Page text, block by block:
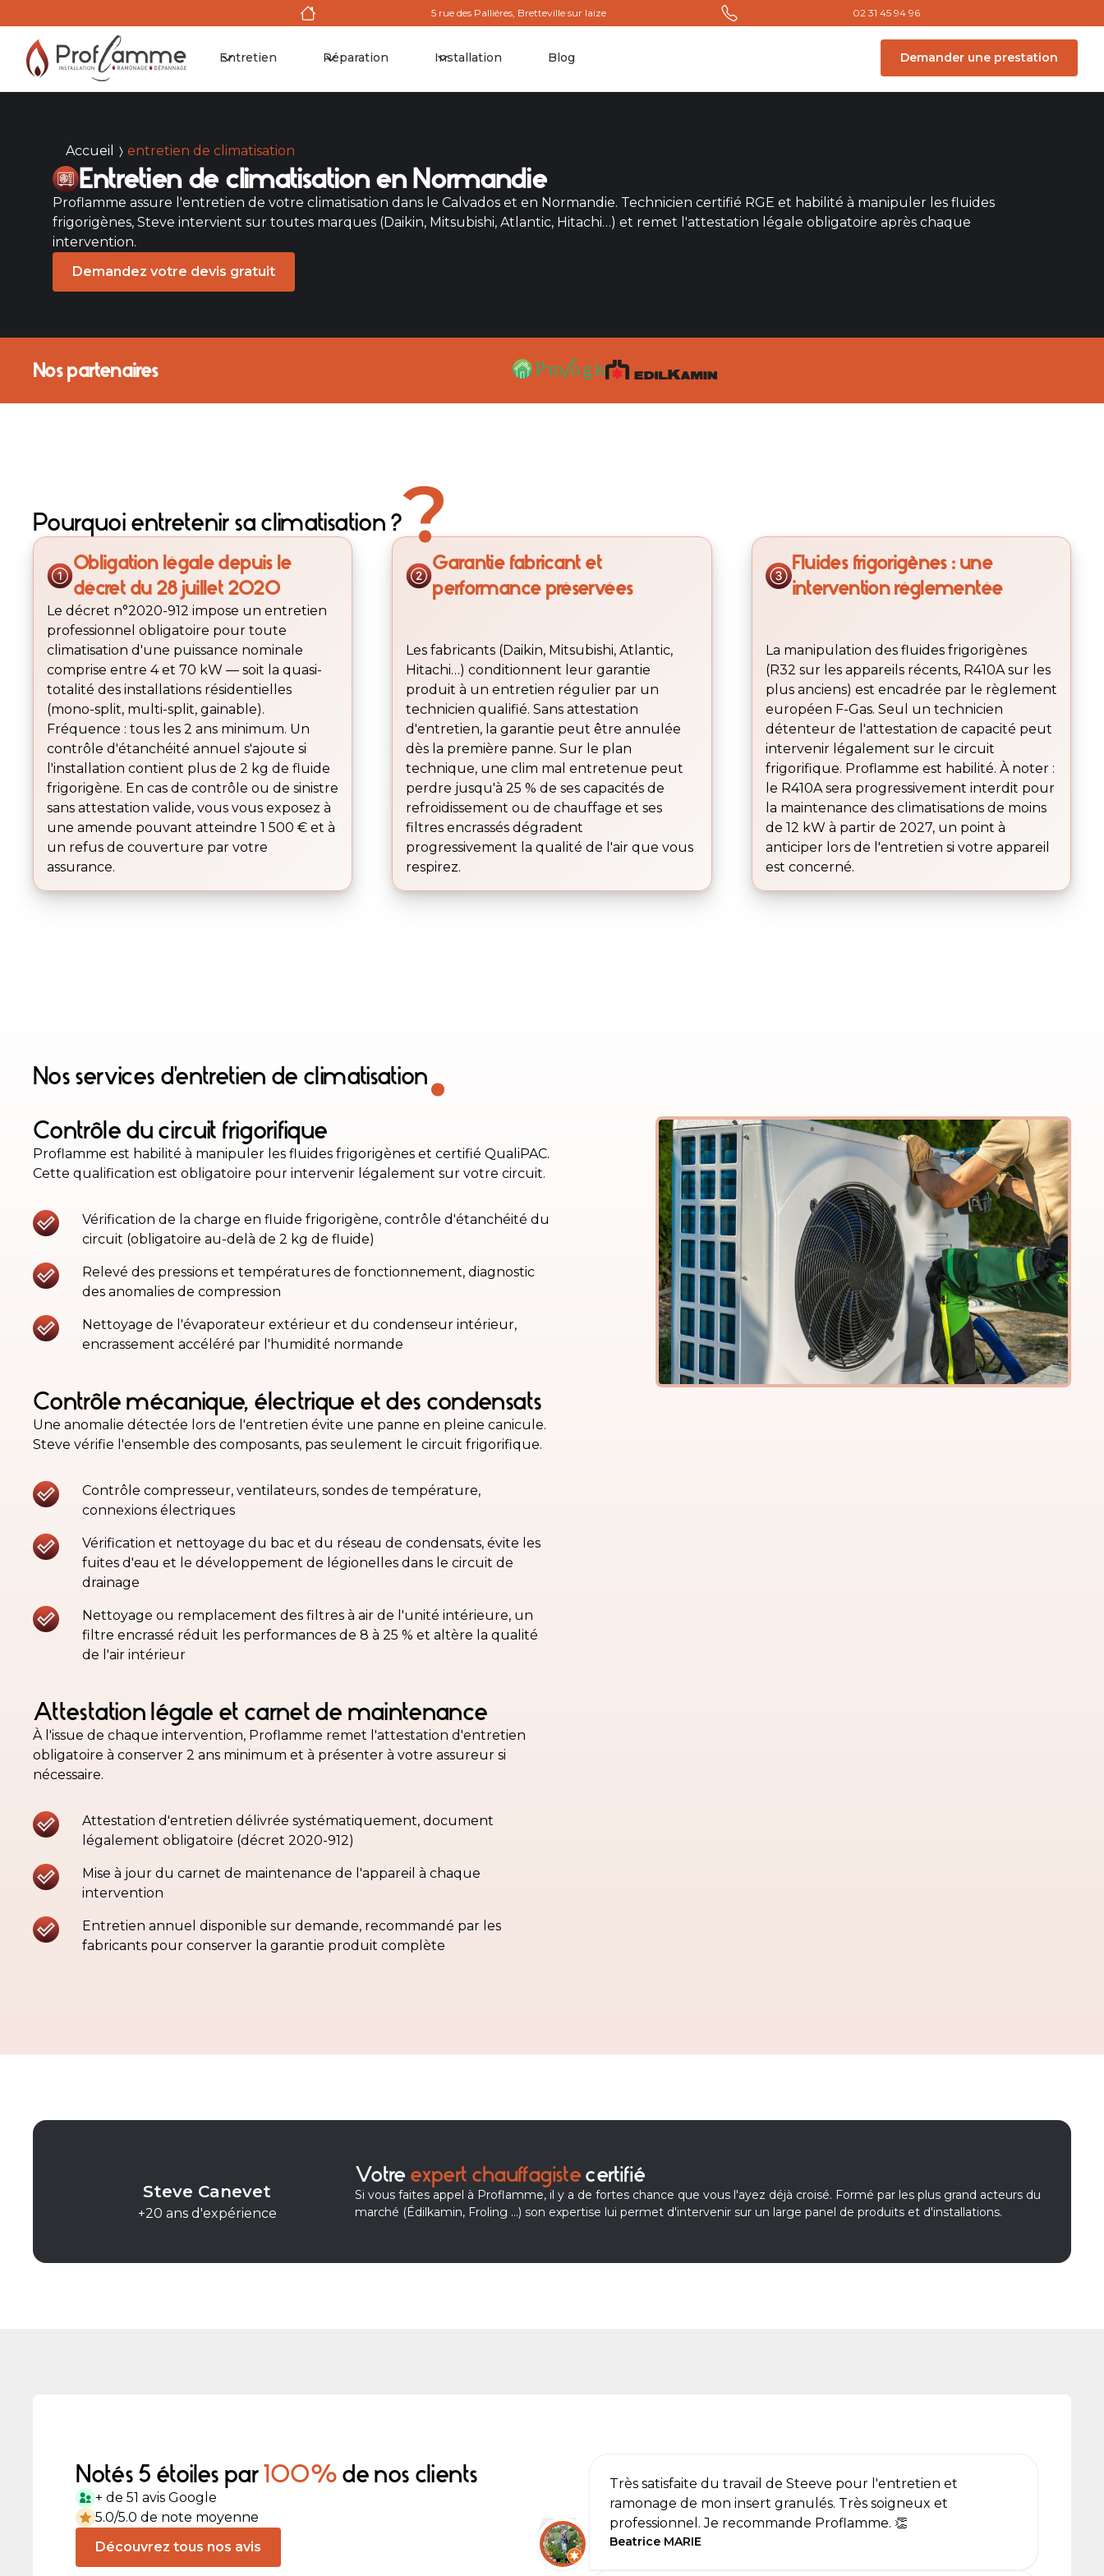
5 rue des Palliéres, Bretteville sur laize 02 31 45 94 96
Entretien Réparation Installation Blog Demander une prestation
Accueil entretien de climatisation
Entretien de climatisation en Normandie
Proflamme assure l'entretien de votre climatisation dans le Calvados et en Normandie. Technicien certifié RGE et habilité à manipuler les fluides
frigorigènes, Steve intervient sur toutes marques (Daikin, Mitsubishi, Atlantic, Hitachi…) et remet l'attestation légale obligatoire après chaque
intervention.
Demandez votre devis gratuit
Nos partenaires
Pourquoi entretenir sa climatisation ??
Obligation légale depuis le
décret du 28 juillet 2020
Le décret n°2020-912 impose un entretien
professionnel obligatoire pour toute
climatisation d'une puissance nominale
comprise entre 4 et 70 kW — soit la quasi-
totalité des installations résidentielles
(mono-split, multi-split, gainable).
Fréquence : tous les 2 ans minimum. Un
contrôle d'étanchéité annuel s'ajoute si
l'installation contient plus de 2 kg de fluide
frigorigène. En cas de contrôle ou de sinistre
sans attestation valide, vous vous exposez à
une amende pouvant atteindre 1 500 € et à
un refus de couverture par votre
assurance.
Garantie fabricant et
performance préservées
Les fabricants (Daikin, Mitsubishi, Atlantic,
Hitachi…) conditionnent leur garantie
produit à un entretien régulier par un
technicien qualifié. Sans attestation
d'entretien, la garantie peut être annulée
dès la première panne. Sur le plan
technique, une clim mal entretenue peut
perdre jusqu'à 25 % de ses capacités de
refroidissement ou de chauffage et ses
filtres encrassés dégradent
progressivement la qualité de l'air que vous
respirez.
Fluides frigorigènes : une
intervention réglementée
La manipulation des fluides frigorigènes
(R32 sur les appareils récents, R410A sur les
plus anciens) est encadrée par le règlement
européen F-Gas. Seul un technicien
détenteur de l'attestation de capacité peut
intervenir légalement sur le circuit
frigorifique. Proflamme est habilité. À noter :
le R410A sera progressivement interdit pour
la maintenance des climatisations de moins
de 12 kW à partir de 2027, un point à
anticiper lors de l'entretien si votre appareil
est concerné.
Nos services d'entretien de climatisation.
Contrôle du circuit frigorifique
Proflamme est habilité à manipuler les fluides frigorigènes et certifié QualiPAC.
Cette qualification est obligatoire pour intervenir légalement sur votre circuit.
Vérification de la charge en fluide frigorigène, contrôle d'étanchéité du
circuit (obligatoire au-delà de 2 kg de fluide)
Relevé des pressions et températures de fonctionnement, diagnostic
des anomalies de compression
Nettoyage de l'évaporateur extérieur et du condenseur intérieur,
encrassement accéléré par l'humidité normande
Contrôle mécanique, électrique et des condensats
Une anomalie détectée lors de l'entretien évite une panne en pleine canicule.
Steve vérifie l'ensemble des composants, pas seulement le circuit frigorifique.
Contrôle compresseur, ventilateurs, sondes de température,
connexions électriques
Vérification et nettoyage du bac et du réseau de condensats, évite les
fuites d'eau et le développement de légionelles dans le circuit de
drainage
Nettoyage ou remplacement des filtres à air de l'unité intérieure, un
filtre encrassé réduit les performances de 8 à 25 % et altère la qualité
de l'air intérieur
Attestation légale et carnet de maintenance
À l'issue de chaque intervention, Proflamme remet l'attestation d'entretien
obligatoire à conserver 2 ans minimum et à présenter à votre assureur si
nécessaire.
Attestation d'entretien délivrée systématiquement, document
légalement obligatoire (décret 2020-912)
Mise à jour du carnet de maintenance de l'appareil à chaque
intervention
Entretien annuel disponible sur demande, recommandé par les
fabricants pour conserver la garantie produit complète
Steve Canevet
+20 ans d'expérience
Votre expert chauffagistecertifié
Si vous faites appel à Proflamme, il y a de fortes chance que vous l'ayez déjà croisé. Formé par les plus grand acteurs du
marché (Édilkamin, Froling ...) son expertise lui permet d'intervenir sur un large panel de produits et d'installations.
Notés 5 étoiles par100%de nos clients
+ de 51 avis Google
5.0/5.0 de note moyenne
Découvrez tous nos avis
Très satisfaite du travail de Steeve pour l'entretien et
ramonage de mon insert granulés. Très soigneux et
professionnel. Je recommande Proflamme. 👏
Beatrice MARIE